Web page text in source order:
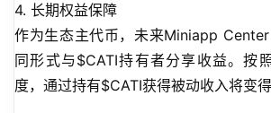
4. 长期权益保障
作为生态主代币，未来Miniapp
同形式与$CATI持有者分享收益。按
度，通过持有$CATI获得被动收入将变得